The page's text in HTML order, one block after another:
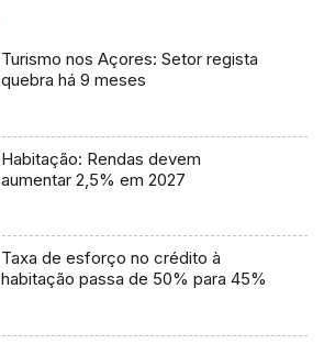
Turismo nos Açores: Setor regista
quebra há 9 meses
Habitação: Rendas devem
aumentar 2,5% em 2027
Taxa de esforço no crédito à
habitação passa de 50% para 45%